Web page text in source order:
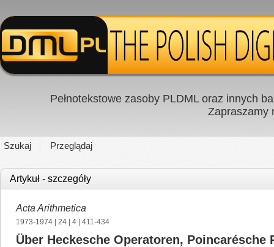
Pełnotekstowe zasoby PLDML oraz innych
Zapraszamy
Szukaj Przeglądaj
Artykuł - szczegóły
Acta Arithmetica
1973-1974 24 4 | 411-434
Über Heckesche Operatoren,